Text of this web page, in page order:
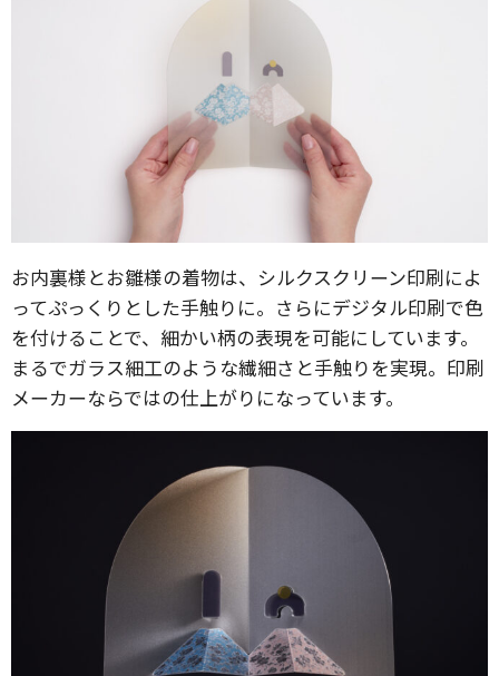
お内裏様とお雛様の着物は、シルクスクリーン印刷によ
ってぷっくりとした手触りに。さらにデジタル印刷で色
を付けることで、細かい柄の表現を可能にしています。
まるでガラス細工のような繊細さと手触りを実現。印刷
メーカーならではの仕上がりになっています。